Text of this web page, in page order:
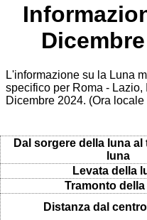
L'informazione su la Luna
specifico per Roma - Lazio,
Dicembre 2024. (Ora
Dal sorgere della luna
luna
Levata della
Tramonto
Distanza dal